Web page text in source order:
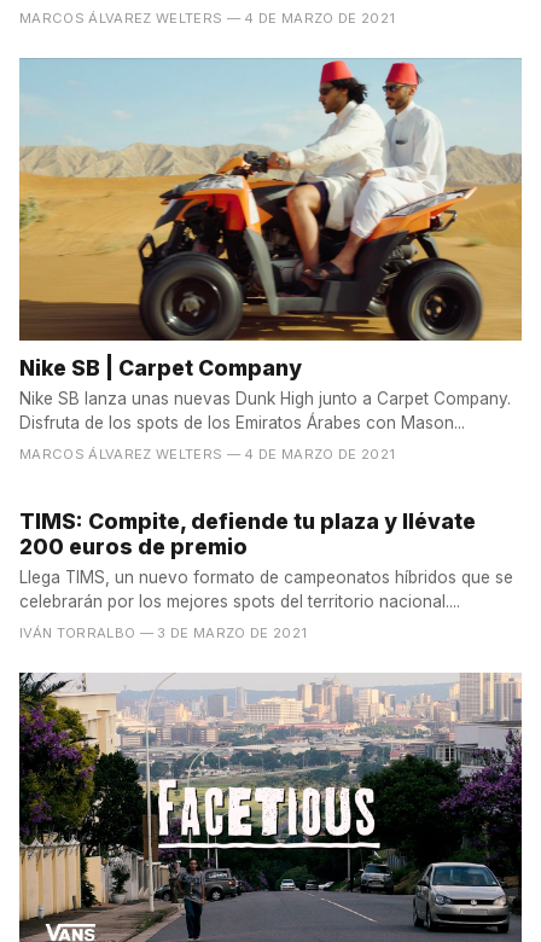
MARCOS ÁLVAREZ WELTERS — 4 DE MARZO DE 2021
Nike SB | Carpet Company
Nike SB lanza unas nuevas Dunk High junto a Carpet Company.
Disfruta de los spots de los Emiratos Árabes con Mason...
MARCOS ÁLVAREZ WELTERS — 4 DE MARZO DE 2021
TIMS: Compite, defiende tu plaza y llévate
200 euros de premio
Llega TIMS, un nuevo formato de campeonatos híbridos que se
celebrarán por los mejores spots del territorio nacional....
IVÁN TORRALBO — 3 DE MARZO DE 2021